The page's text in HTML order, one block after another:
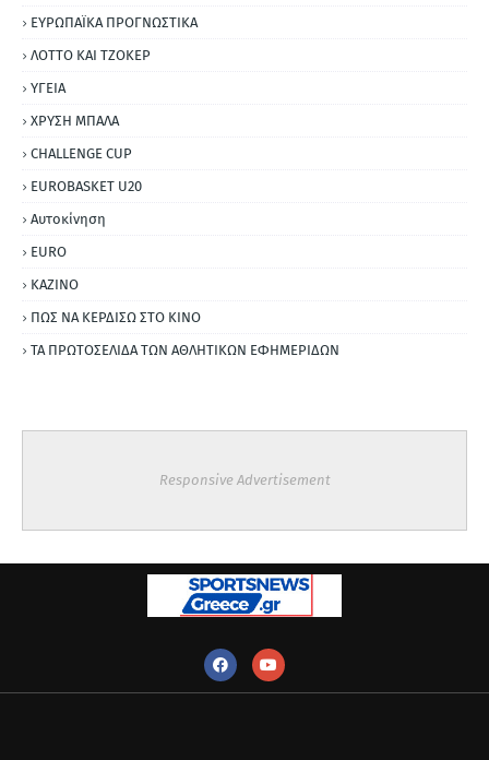
ΕΥΡΩΠΑΪΚΑ ΠΡΟΓΝΩΣΤΙΚΑ
ΛΟΤΤΟ ΚΑΙ ΤΖΟΚΕΡ
ΥΓΕΙΑ
ΧΡΥΣΗ ΜΠΑΛΑ
CHALLENGE CUP
EUROBASKET U20
Αυτοκίνηση
ΕURO
ΚΑΖΙΝΟ
ΠΩΣ ΝΑ ΚΕΡΔΙΣΩ ΣΤΟ ΚΙΝΟ
ΤΑ ΠΡΩΤΟΣΕΛΙΔΑ ΤΩΝ ΑΘΛΗΤΙΚΩΝ ΕΦΗΜΕΡΙΔΩΝ
Responsive Advertisement